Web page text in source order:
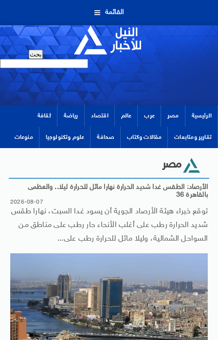
القائمة
الرئيسية مصر عرب عالم اقتصاد رياضة ثقافة
تقارير ومتابعات مقالات وكتاب صحافة علوم وتكنولوجيا منوعات
مصر
الأرصاد: الطقس غدا شديد الحرارة نهارا مائل للحرارة ليلا.. والعظمى
بالقاهرة 36
2026-08-07
توقع خبراء هيئة الأرصاد الجوية أن يسود غدا السبت، نهارا طقس
شديد الحرارة رطب على أغلب الأنحاء حار رطب على مناطق من
السواحل الشمالية، وليلا مائل للحرارة رطب على...